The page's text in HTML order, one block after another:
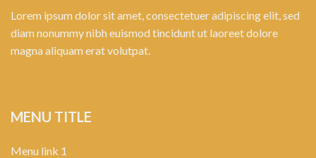
Lorem ipsum dolor sit amet, consectetuer adipiscing elit, sed
diam nonummy nibh euismod tincidunt ut laoreet dolore
magna aliquam erat volutpat.
MENU TITLE
Menu link 1